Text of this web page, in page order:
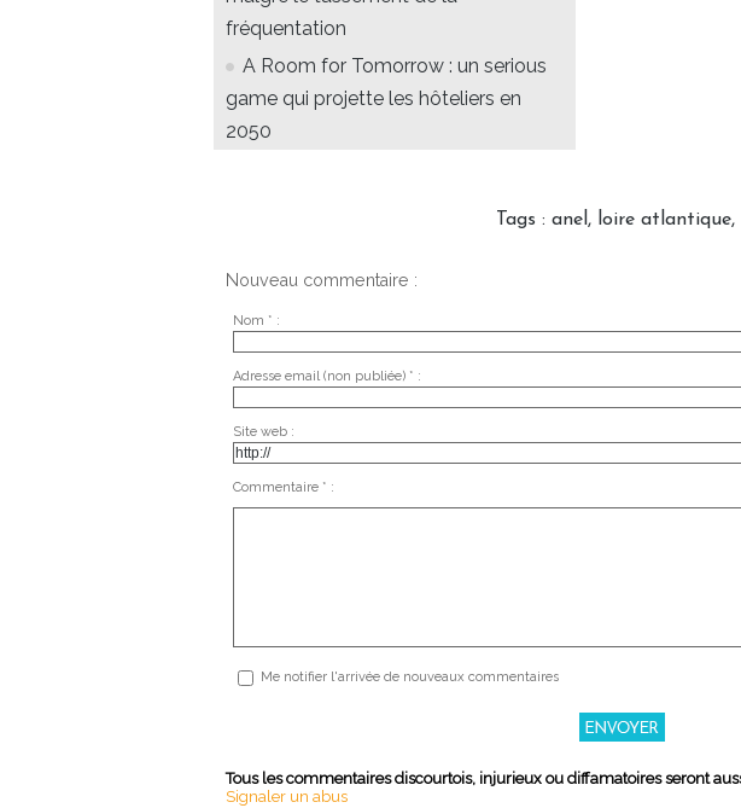
fréquentation
A Room for Tomorrow : un serious
game qui projette les hôteliers en
2050
Tags : anel , loire atlantique,
Nouveau commentaire :
Nom * :
Adresse email (non publiée) * :
Site web :
Commentaire * :
Me notifier l'arrivée de nouveaux commentaires
Tous les commentaires discourtois, injurieux ou diffamatoires seront
Signaler un abus